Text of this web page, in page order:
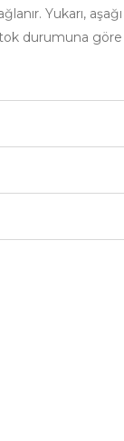
Yukarı,
durumuna